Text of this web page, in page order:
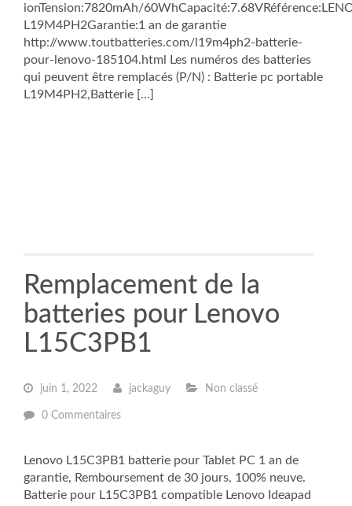
ionTension:7820mAh/
L19M4PH2Garantie:1 an de garantie
http://www.toutbatteries.com/l19m4ph2-batterie-
pour-lenovo-185104.html Les numéros des batteries
qui peuvent être remplacés (P/N) : Batterie pc portable
L19M4PH2,Batterie […]
Remplacement de la
batteries pour Lenovo
L15C3PB1
juin 1, 2022 jackaguy Non classé
0 Commentaires
Lenovo L15C3PB1 batterie pour Tablet PC 1 an de
garantie, Remboursement de 30 jours, 100% neuve.
Batterie pour L15C3PB1 compatible Lenovo Ideapad